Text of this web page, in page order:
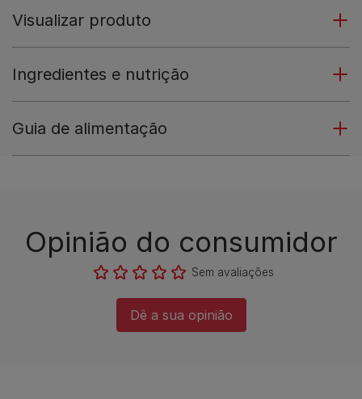
Visualizar produto
Ingredientes e nutrição
Guia de alimentação
Opinião do consumidor​
Sem avaliações​
Dê a sua opinião​